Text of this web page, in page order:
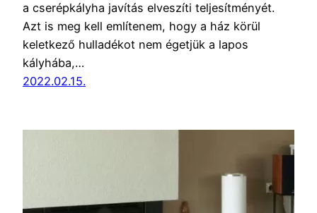
a cserépkályha javítás elveszíti teljesítményét.
Azt is meg kell említenem, hogy a ház körül
keletkező hulladékot nem égetjük a lapos
kályhába,…
2022.02.15.